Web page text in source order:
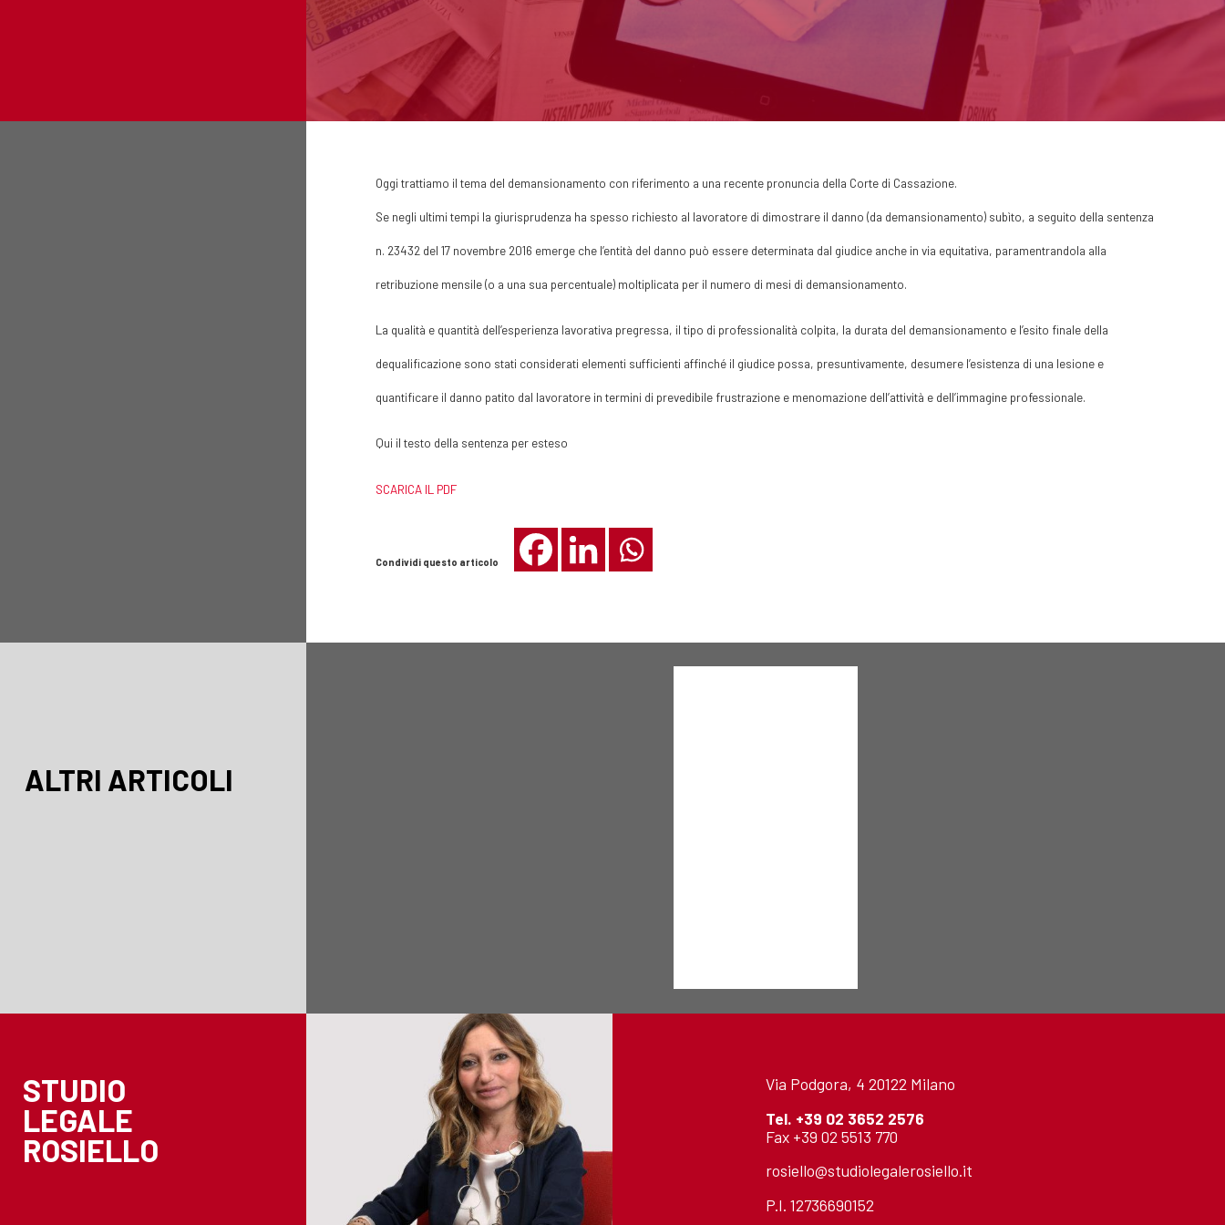
Oggi trattiamo il tema del demansionamento con riferimento a una recente pronuncia della Corte di Cassazione.
Se negli ultimi tempi la giurisprudenza ha spesso richiesto al lavoratore di dimostrare il danno (da demansionamento) subìto, a seguito della sentenza
n. 23432 del 17 novembre 2016 emerge che l’entità del danno può essere determinata dal giudice anche in via equitativa, paramentrandola alla
retribuzione mensile (o a una sua percentuale) moltiplicata per il numero di mesi di demansionamento.
La qualità e quantità dell’esperienza lavorativa pregressa, il tipo di professionalità colpita, la durata del demansionamento e l’esito finale della
dequalificazione sono stati considerati elementi sufficienti affinché il giudice possa, presuntivamente, desumere l’esistenza di una lesione e
quantificare il danno patito dal lavoratore in termini di prevedibile frustrazione e menomazione dell’attività e dell’immagine professionale.
Qui il testo della sentenza per esteso
SCARICA IL PDF
Condividi questo articolo
ALTRI ARTICOLI
STUDIO
LEGALE
ROSIELLO
Via Podgora, 4 20122 Milano
Tel. +39 02 3652 2576
Fax +39 02 5513 770
rosiello@studiolegalerosiello.it
P.I. 12736690152